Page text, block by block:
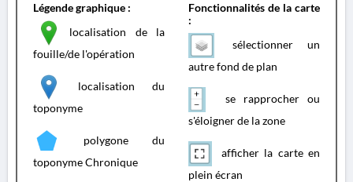
Légende graphique :
localisation de la
fouille/de l'opération
localisation du
toponyme
polygone du
toponyme Chronique
Fonctionnalités de la carte
:
sélectionner un
autre fond de plan
se rapprocher ou
s'éloigner de la zone
afficher la carte en
plein écran